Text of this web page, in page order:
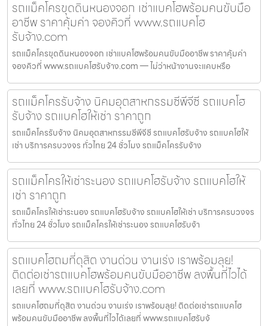
รถแม็คโครขุดดินหนองจอก เช่าแบคโฮพร้อมคนขับมือ
อาชีพ ราคาคุ้มค่า จองคิวที่ www.รถแบคโฮ
รับจ้าง.com
รถแม็คโครขุดดินหนองจอก เช่าแบคโฮพร้อมคนขับมืออาชีพ ราคาคุ้มค่า
จองคิวที่ www.รถแบคโฮรับจ้าง.com — ไม่ว่าหน้างานจะแคบหรือ
รถแม็คโครรับจ้าง นิคมอุตสาหกรรมซีพีจีซี รถแบคโฮ
รับจ้าง รถแบคโฮให้เช่า ราคาถูก
รถแม็คโครรับจ้าง นิคมอุตสาหกรรมซีพีจีซี รถแบคโฮรับจ้าง รถแบคโฮให้
เช่า บริการครบวงจร ทั่วไทย 24 ชั่วโมง รถแม็คโครรับจ้าง
รถแม็คโครให้เช่าระนอง รถแบคโฮรับจ้าง รถแบคโฮให้
เช่า ราคาถูก
รถแม็คโครให้เช่าระนอง รถแบคโฮรับจ้าง รถแบคโฮให้เช่า บริการครบวงจร
ทั่วไทย 24 ชั่วโมง รถแม็คโครให้เช่าระนอง รถแบคโฮรับจ้า
รถแบคโฮถมที่ดุสิต งานด่วน งานเร่ง เราพร้อมลุย!
ติดต่อเช่ารถแบคโฮพร้อมคนขับมืออาชีพ ลงพื้นที่ไวได้
เลยที่ www.รถแบคโฮรับจ้าง.com
รถแบคโฮถมที่ดุสิต งานด่วน งานเร่ง เราพร้อมลุย! ติดต่อเช่ารถแบคโฮ
พร้อมคนขับมืออาชีพ ลงพื้นที่ไวได้เลยที่ www.รถแบคโฮรับจ้